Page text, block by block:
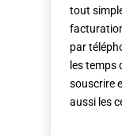
tout
par
les temps
souscrire
aussi les